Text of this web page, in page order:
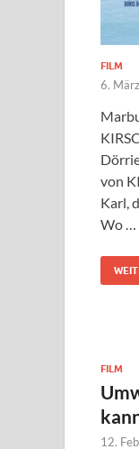
FILM
6.
von
Karl,
Wo …
FILM
12.